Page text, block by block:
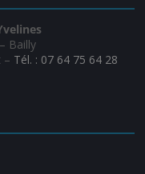
Bailly
– Tél. : 07 64 75 64 28